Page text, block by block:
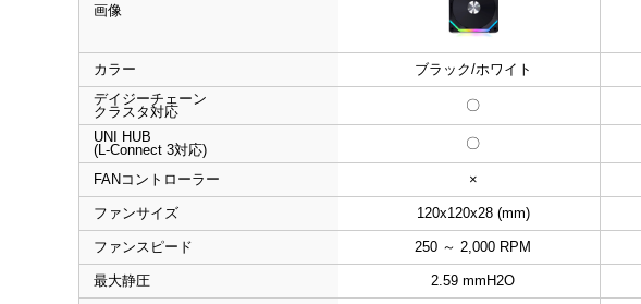
画像
カラー ブラック/ホワイト
デイジーチェーン
クラスタ対応
〇
UNI HUB
(L-Connect 3対応)
〇
FANコントローラー ×
ファンサイズ 120x120x28 (mm)
ファンスピード 250 ～ 2,000 RPM
最大静圧 2.59 mmH2O